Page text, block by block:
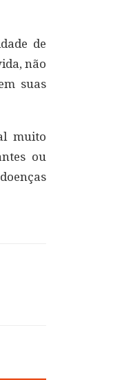
de
não
suas
muito
ou